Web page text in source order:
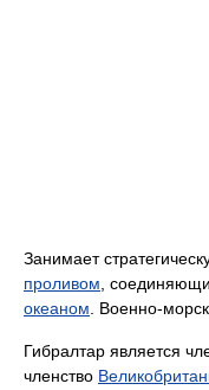
Занимает
проливом ,
океаном . Военно-
Гибралтар является
членство